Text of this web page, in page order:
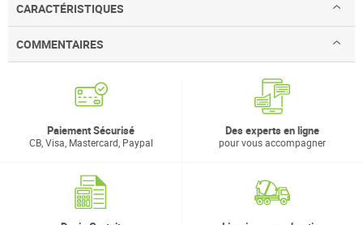
CARACTÉRISTIQUES
COMMENTAIRES
Paiement Sécurisé
CB, Visa, Mastercard, Paypal
Des experts en ligne
pour vous accompagner